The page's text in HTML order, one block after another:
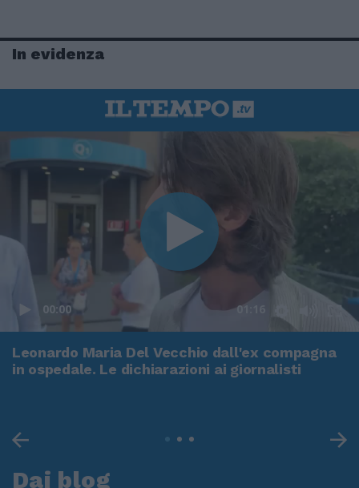
In evidenza
00:00 01:16
Leonardo Maria Del Vecchio dall'ex compagna
in ospedale. Le dichiarazioni ai giornalisti
Dai blog